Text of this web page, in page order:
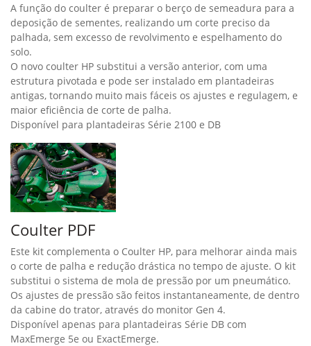
A função do coulter é preparar o berço de semeadura para a
deposição de sementes, realizando um corte preciso da
palhada, sem excesso de revolvimento e espelhamento do
solo.
O novo coulter HP substitui a versão anterior, com uma
estrutura pivotada e pode ser instalado em plantadeiras
antigas, tornando muito mais fáceis os ajustes e regulagem, e
maior eficiência de corte de palha.
Disponível para plantadeiras Série 2100 e DB
Coulter PDF
Este kit complementa o Coulter HP, para melhorar ainda mais
o corte de palha e redução drástica no tempo de ajuste. O kit
substitui o sistema de mola de pressão por um pneumático.
Os ajustes de pressão são feitos instantaneamente, de dentro
da cabine do trator, através do monitor Gen 4.
Disponível apenas para plantadeiras Série DB com
MaxEmerge 5e ou ExactEmerge.